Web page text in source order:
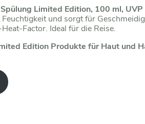
Limited Edition, 100 ml,
und sorgt für
Factor. Ideal für die Reise.
Edition Produkte für Haut und